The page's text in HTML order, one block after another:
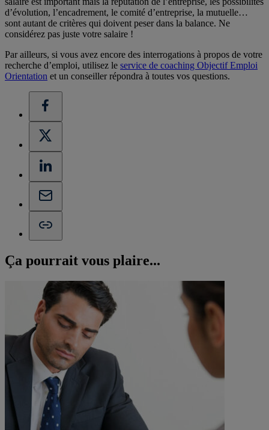
d’évolution, l’encadrement, le comité d’entreprise, la mutuelle…
sont autant de critères qui doivent peser dans la balance. Ne
considérez pas juste votre salaire !
Par ailleurs, si vous avez encore des interrogations à propos de votre
recherche d’emploi, utilisez le service de coaching Objectif Emploi
Orientation et un conseiller répondra à toutes vos questions.
Ça pourrait vous plaire...